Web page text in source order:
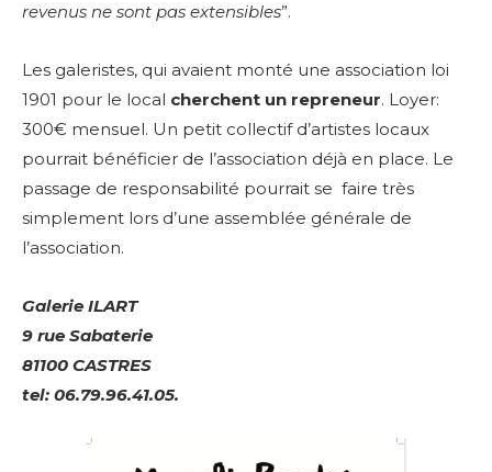
revenus ne sont pas extensibles”.
Les galeristes, qui avaient monté une association loi
1901 pour le local cherchent un repreneur. Loyer:
300€ mensuel. Un petit collectif d’artistes locaux
pourrait bénéficier de l’association déjà en place. Le
passage de responsabilité pourrait se faire très
simplement lors d’une assemblée générale de
l’association.
Galerie ILART
9 rue Sabaterie
81100 CASTRES
tel: 06.79.96.41.05.